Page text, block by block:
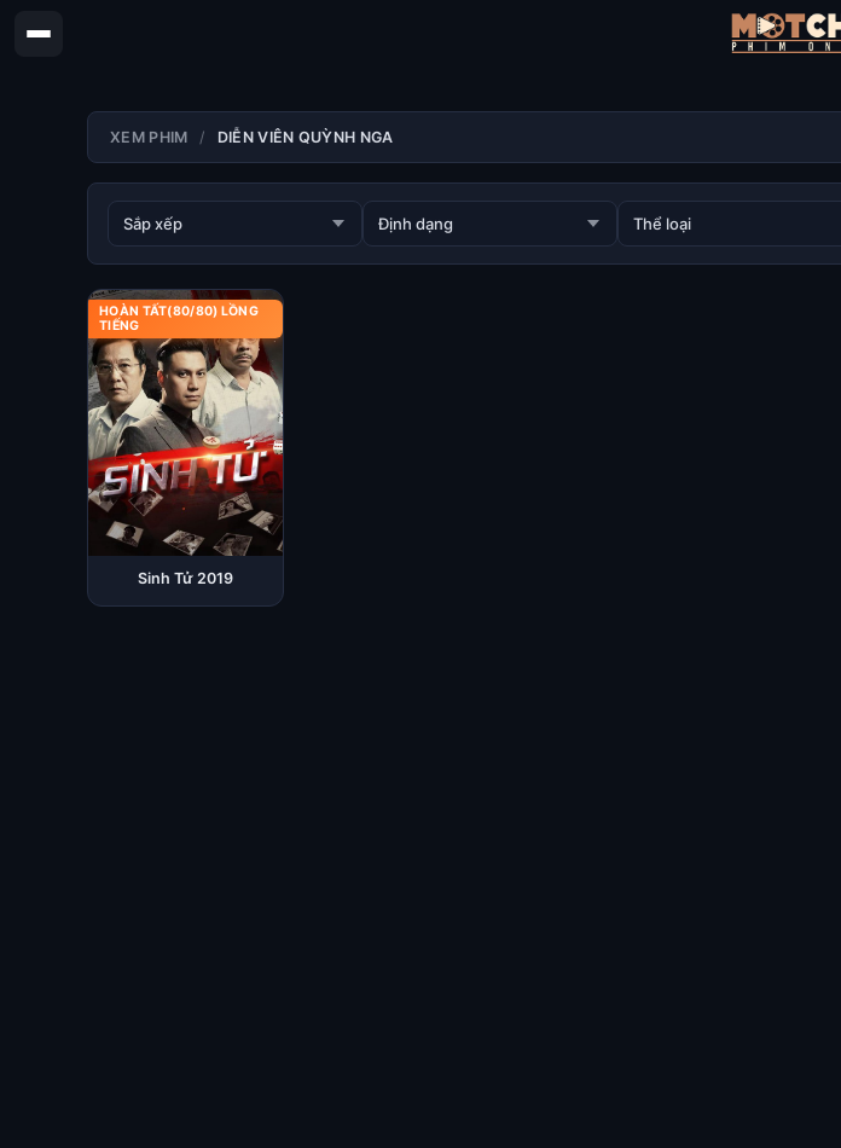
XEM PHIM DIỄN VIÊN QUỲNH NGA
HOÀN TẤT(80/80) LỒNG
TIẾNG
Sinh Tử 2019